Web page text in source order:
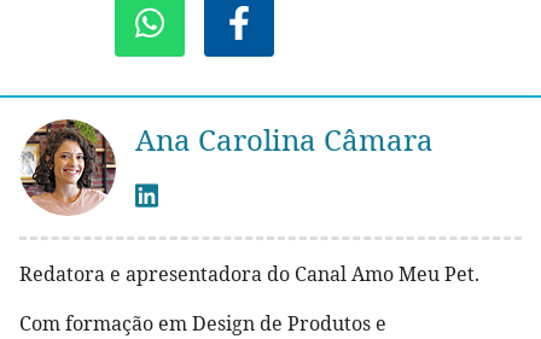
Ana Carolina Câmara
Redatora e apresentadora do Canal Amo Meu Pet.
Com formação em Design de Produtos e